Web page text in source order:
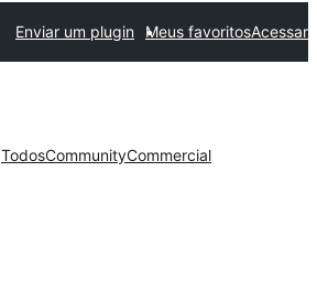
Enviar um plugin Meus favoritosAcessar
TodosCommunityCommercial